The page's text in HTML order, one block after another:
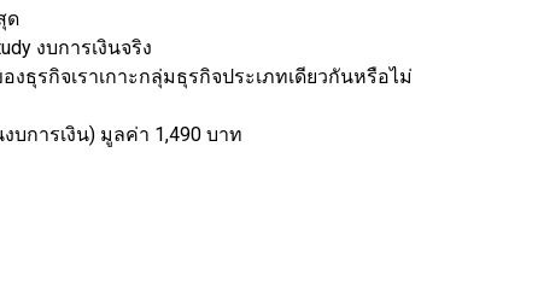
ด
งบการเงินจริง
ธุรกิจเราเกาะกลุ่มธุรกิจประเภทเดียวกันหรือไม่
บการเงิน) มูลค่า 1,490 บาท